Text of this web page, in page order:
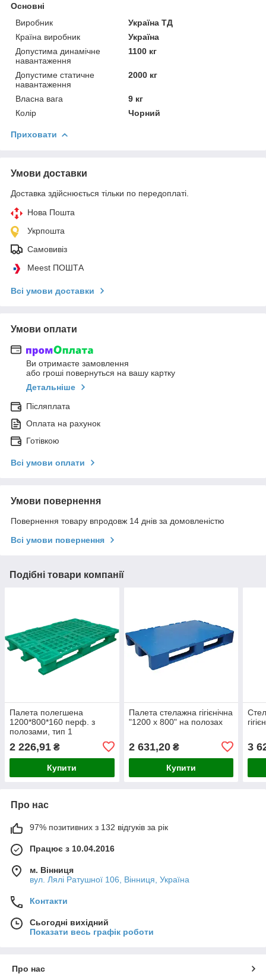
Основні
Виробник
Україна ТД
Країна виробник
Україна
Допустима динамічне
навантаження
1100 кг
Допустиме статичне
навантаження
2000 кг
Власна вага
9 кг
Колір
Чорний
Приховати
Умови доставки
Доставка здійснюється тільки по передоплаті.
Нова Пошта
Укрпошта
Самовивіз
Meest ПОШТА
Всі умови доставки
Умови оплати
Ви отримаєте замовлення
або гроші повернуться на вашу картку
Детальніше
Післяплата
Оплата на рахунок
Готівкою
Всі умови оплати
Умови повернення
Повернення товару впродовж 14 днів за домовленістю
Всі умови повернення
Подібні товари компанії
Палета полегшена
1200*800*160 перф. з
полозами, тип 1
2 226,91 ₴
Купити
Палета стелажна гігієнічна
"1200 x 800" на полозах
2 631,20₴
Купити
3
Про нас
97% позитивних з 132 відгуків за рік
Працює з 10.04.2016
м. Вінниця
вул. Лялі Ратушної 106, Вінниця, Україна
Контакти
Сьогодні вихідний
Показати весь графік роботи
Про нас